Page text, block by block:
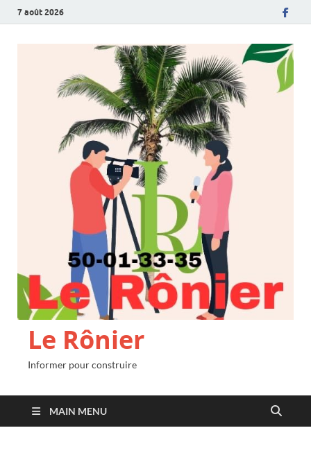
7 août 2026
Le Rônier
Informer pour construire
MAIN MENU